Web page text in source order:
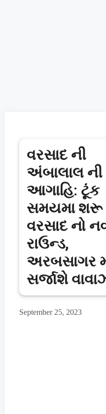
વરસાદ ની
અંબાલાલ ની
આગાહિ: ટૂંક
સમયમા
વરસાદ નો
રાઉન્ડ,
અરબસાગર
સર્જાશે
September 25, 2023